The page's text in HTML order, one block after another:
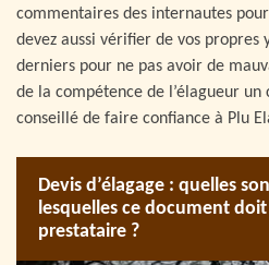
commentaires des internautes
devez aussi vérifier de vos propres
derniers pour ne pas avoir de
de la compétence de l’élagueur
conseillé de faire confiance à Plu
Devis d’élagage : quelles
lesquelles ce document
prestataire ?